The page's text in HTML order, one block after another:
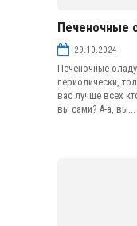
Печеночные
29.10.2024
Печеночные
периодически,
вас лучше всех
вы сами? А-а, вы...